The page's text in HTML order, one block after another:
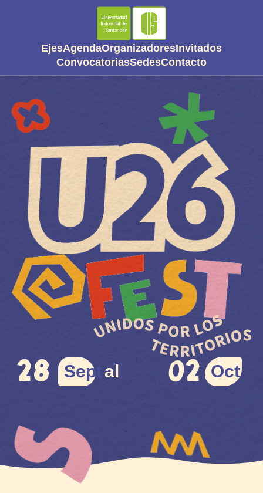
EjesAgendaOrganizadoresInvitados
ConvocatoriasSedesContacto
28 Septal 02 Oct